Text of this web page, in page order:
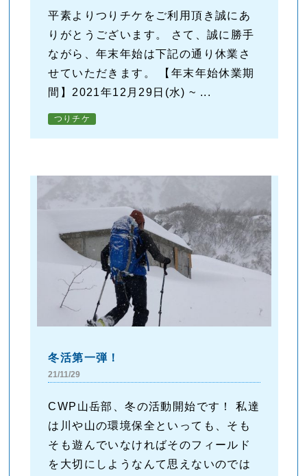
平素よりつりチケをご利用頂き誠にあ
りがとうございます。 さて、誠に勝手
ながら、年末年始は下記の通り休業さ
せていただきます。 【年末年始休業期
間】2021年12月29日(水) ~ ...
つりチケ
冬活第一弾！
21/11/29
CWP山岳部、冬の活動開始です！ 私達
は川や山の環境保全といっても、そも
そも遊んでいなければそのフィールド
を大切にしようなんて思えないのでは